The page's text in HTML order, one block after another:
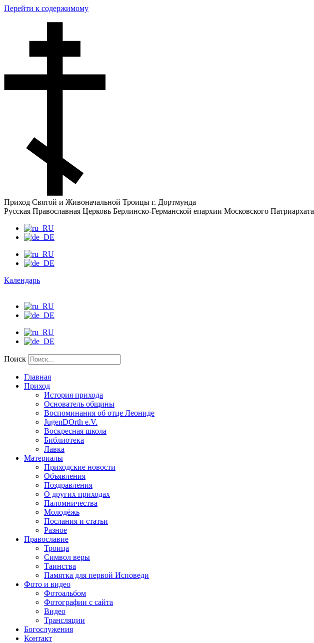
Перейти к содержимому
Приход Святой и Живоначальной Троицы г. Дортмунда
Русская Православная Церковь Берлинско-Германской епархии Московского Патриархата
Календарь
Поиск
Главная
Приход
История прихода
Основатель общины
Воспоминания об отце Леониде
JugenDOrth e.V.
Воскресная школа
Библиотека
Лавка
Материалы
Приходские новости
Объявления
Поздравления
О других приходах
Паломничества
Молодёжь
Послания и статьи
Разное
Православие
Троица
Символ веры
Таинства
Памятка для первой Исповеди
Фото и видео
Фотоальбом
Фотографии с сайта
Видео
Трансляции
Богослужения
Контакт